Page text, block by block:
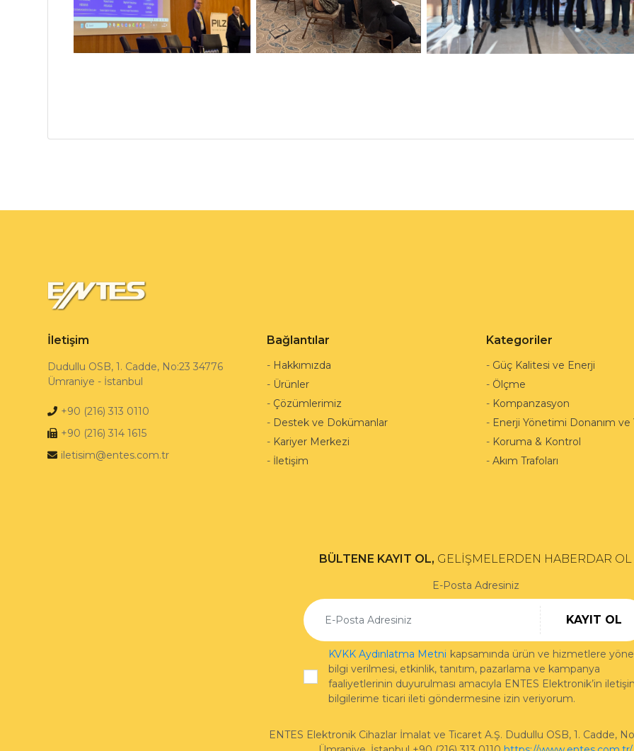
İletişim
Dudullu OSB, 1. Cadde, No:23 34776
Ümraniye - İstanbul
+90 (216) 313 0110
+90 (216) 314 1615
iletisim@entes.com.tr
Bağlantılar
- Hakkımızda
- Ürünler
- Çözümlerimiz
- Destek ve Dokümanlar
- Kariyer Merkezi
- İletişim
Kategoriler
- Güç Kalitesi ve Enerji
- Ölçme
- Kompanzasyon
- Enerji Yönetimi Donanım ve
- Koruma & Kontrol
- Akım Trafoları
BÜLTENE KAYIT OL, GELİŞMELERDEN HABERDAR OL
E-Posta Adresiniz
KAYIT OL
KVKK Aydınlatma Metni kapsamında ürün ve hizmetlere
bilgi verilmesi, etkinlik, tanıtım, pazarlama ve kampanya
faaliyetlerinin duyurulması amacıyla ENTES Elektronik’in
bilgilerime ticari ileti göndermesine izin veriyorum.
ENTES Elektronik Cihazlar İmalat ve Ticaret A.Ş. Dudullu OSB, 1. Cadde,